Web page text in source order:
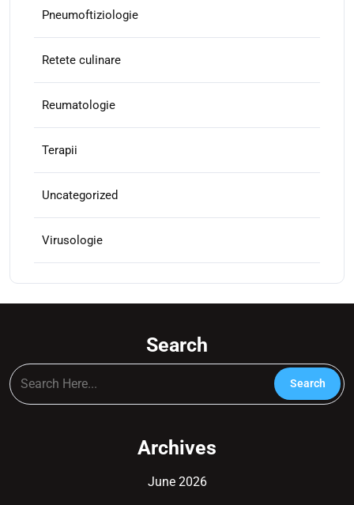
Pneumoftiziologie
Retete culinare
Reumatologie
Terapii
Uncategorized
Virusologie
Search
Archives
June 2026